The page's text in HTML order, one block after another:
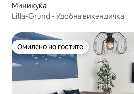
Миникуќа
Litla-Grund - Удобна викендичка
Омилено на гостите
Омилено на гостите